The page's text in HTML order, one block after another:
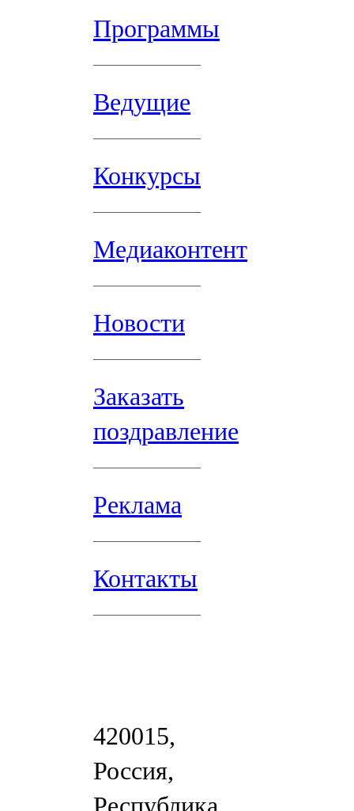
Программы
Ведущие
Конкурсы
Медиаконтент
Новости
Заказать
поздравление
Реклама
Контакты
420015,
Россия,